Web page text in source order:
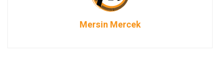
Mersin Mercek